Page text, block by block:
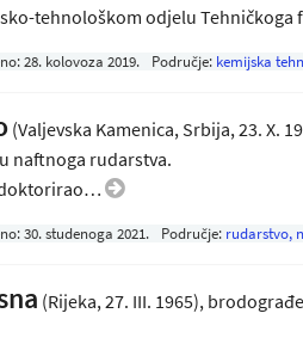
tehnološkom odjelu
28. kolovoza 2019. Područje: kemijska
(Valjevska Kamenica, Srbija, 23. X.
naftnoga rudarstva.
doktorirao…
30. studenoga 2021. Područje: rudarstvo,
(Rijeka, 27. III. 1965),